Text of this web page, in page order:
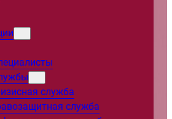
служба
служба